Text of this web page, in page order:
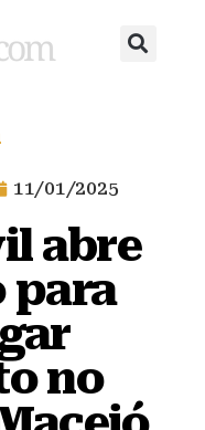
11/01/2025
abre
para
no